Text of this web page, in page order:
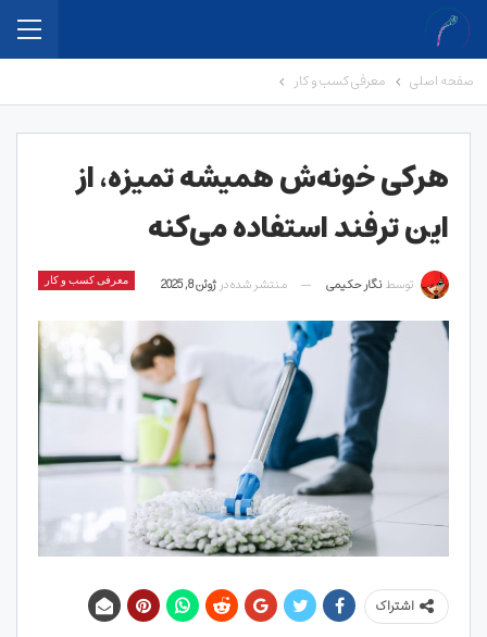
صفحه اصلی معرفی کسب و کار
هرکی خونه‌ش همیشه تمیزه، از
این ترفند استفاده می‌کنه
معرفی کسب و کار توسط نگار حکیمی منتشر شده در ژوئن 8, 2025
اشتراک